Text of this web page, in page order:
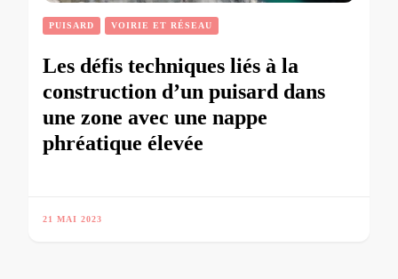
PUISARD VOIRIE ET RÉSEAU
Les défis techniques liés à la
construction d’un puisard dans
une zone avec une nappe
phréatique élevée
21 MAI 2023